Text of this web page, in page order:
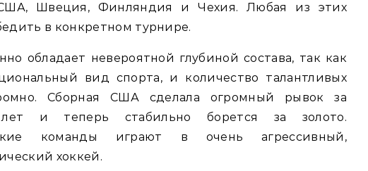
США, Швеция, Финляндия и Чехия. Любая из этих
в конкретном турнире.
обладает невероятной глубиной состава, так как
вид спорта, и количество талантливых
Сборная США сделала огромный рывок за
и теперь стабильно борется за золото.
команды играют в очень агрессивный,
хоккей.